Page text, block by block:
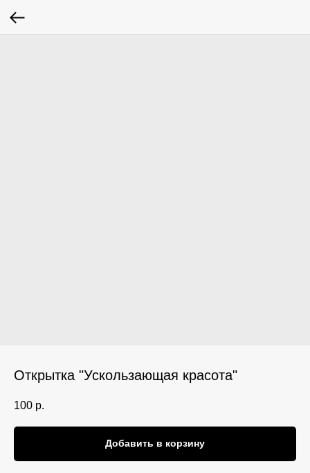
Открытка "Ускользающая красота"
100 р.
Добавить в корзину